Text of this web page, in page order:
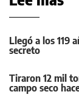
Llegó a los 119
secreto
Tiraron 12 mil
campo seco